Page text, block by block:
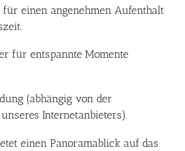
für einen angenehmen Aufenthalt
für entspannte Momente
(abhängig von der
Internetanbieters).
einen Panoramablick auf das